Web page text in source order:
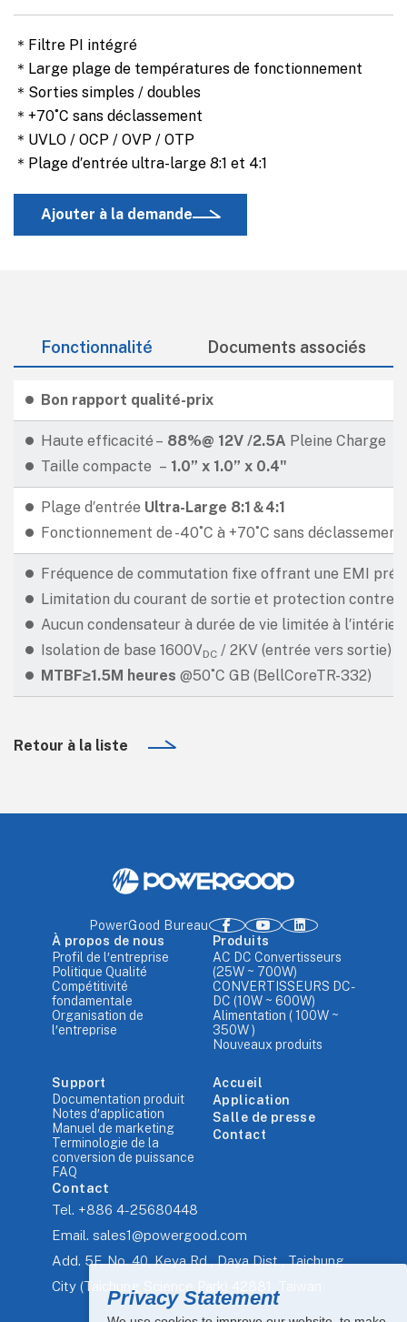
＊Filtre PI intégré
＊Large plage de températures de fonctionnement
＊Sorties simples / doubles
＊+70˚C sans déclassement
＊UVLO / OCP / OVP / OTP
＊Plage d′entrée ultra-large 8:1 et 4:1
Ajouter à la demande
Fonctionnalité Documents associés
Bon rapport qualité-prix
Haute efficacité – 88%@ 12V /2.5A Pleine Charge
Taille compacte – 1.0” x 1.0” x 0.4"
Plage d′entrée Ultra-Large 8:1＆4:1
Fonctionnement de -40˚C à +70˚C sans déclassement
Fréquence de commutation fixe offrant une EMI
Limitation du courant de sortie et protection contre
Aucun condensateur à durée de vie limitée à
Isolation de base 1600VDC / 2KV (entrée vers sortie)
MTBF≥1.5M heures @50˚C GB (BellCoreTR-332)
Retour à la liste
Privacy Statement
PowerGood Bureau
À propos de nous
Profil de l′entreprise
Politique Qualité
Compétitivité
fondamentale
Organisation de
l′entreprise
Produits
AC DC Convertisseurs
(25W ~ 700W)
CONVERTISSEURS DC-
DC (10W ~ 600W)
Alimentation ( 100W ~
350W )
Nouveaux produits
Support
Documentation produit
Notes d′application
Manuel de marketing
Terminologie de la
conversion de puissance
FAQ
Accueil
Application
Salle de presse
Contact
Contact
Tel. +886 4-25680448
Email. sales1@powergood.com
Add. 5F, No. 40, Keya Rd., Daya Dist., Taichung
City (Taichung Science Park) 42881, Taiwan